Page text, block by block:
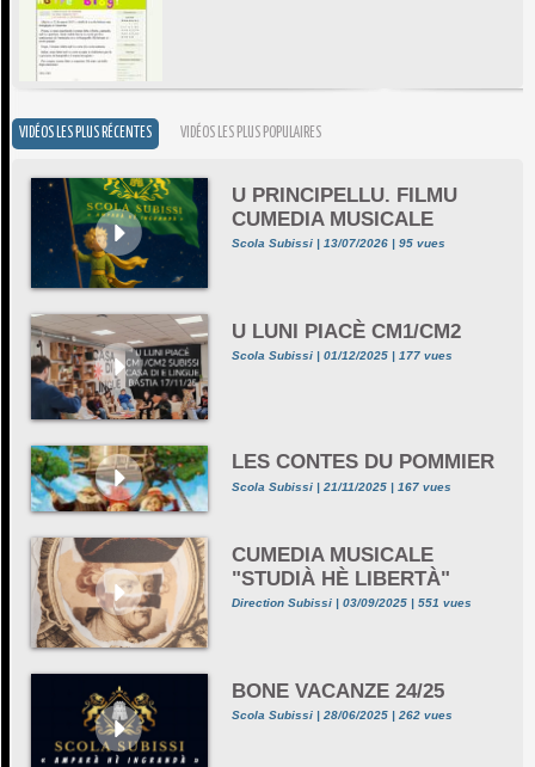
VIDÉOS LES PLUS RÉCENTES VIDÉOS LES PLUS POPULAIRES
U PRINCIPELLU. FILMU
CUMEDIA MUSICALE
Scola Subissi | 13/07/2026 | 95 vues
U LUNI PIACÈ CM1/CM2
Scola Subissi | 01/12/2025 | 177 vues
LES CONTES DU POMMIER
Scola Subissi | 21/11/2025 | 167 vues
CUMEDIA MUSICALE
"STUDIÀ HÈ LIBERTÀ"
Direction Subissi | 03/09/2025 | 551 vues
BONE VACANZE 24/25
Scola Subissi | 28/06/2025 | 262 vues